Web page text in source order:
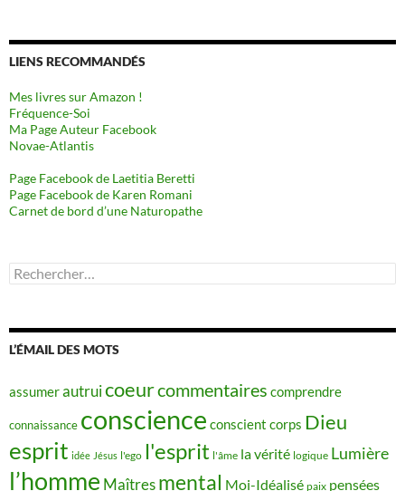
LIENS RECOMMANDÉS
Mes livres sur Amazon !
Fréquence-Soi
Ma Page Auteur Facebook
Novae-Atlantis
Page Facebook de Laetitia Beretti
Page Facebook de Karen Romani
Carnet de bord d’une Naturopathe
Rechercher :
L’ÉMAIL DES MOTS
assumerautruicoeurcommentaires comprendre
connaissance conscience conscient corps Dieu
esprit idée Jésus l'ego l'esprit l'âme la vérité logique Lumière
l’homme Maîtres mental Moi-Idéalisé paix pensées